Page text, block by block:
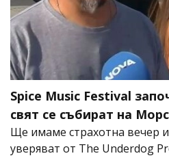
Spice Music Festival
свят се събират на
Ще имаме страхотна вечер
уверяват от The Underdog